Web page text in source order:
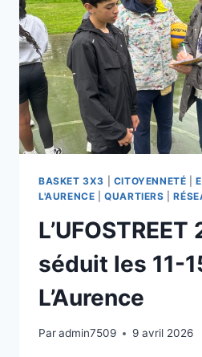
BASKET 3X3 CITOYENNETÉ |
L'AURENCE |QUARTIERS |
séduit les 11-
L’Aurence
Paradmin7509 9 avril 2026